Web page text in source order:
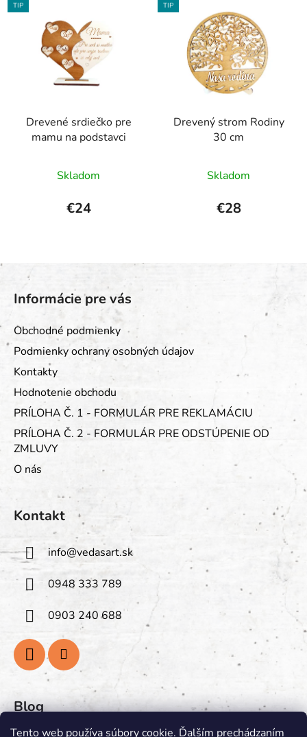
Tento web používa súbory cookie. Ďalším prechádzaním
TIP
Drevené srdiečko pre
mamu na podstavci
hodnotenie
produktu
hviezdičiek.
Skladom
€24
TIP
Drevený strom Rodiny
30 cm
Skladom
€28
Z
ä
Informácie pre vás
Obchodné podmienky
Podmienky ochrany osobných údajov
Kontakty
Hodnotenie obchodu
PRÍLOHA Č. 1 - FORMULÁR PRE REKLAMÁCIU
PRÍLOHA Č. 2 - FORMULÁR PRE ODSTÚPENIE OD
ZMLUVY
O nás
Kontakt
info@vedasart.sk
0948 333 789
0903 240 688
Blog